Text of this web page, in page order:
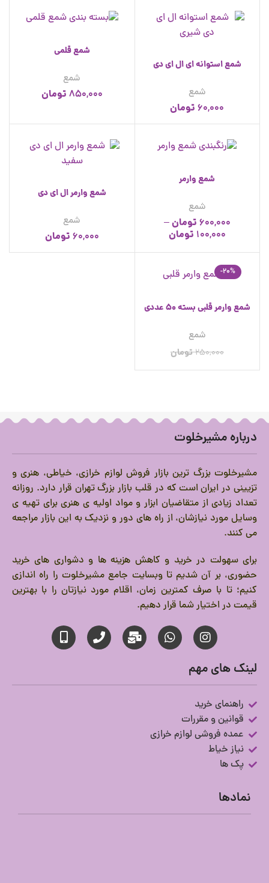
شمع استوانه ای ال ای دی
شمع
60,000 تومان
شمع قلمی
شمع
850,000 تومان
شمع وارمر
شمع
600,000 تومان–
100,000 تومان
شمع وارمر ال ای دی
شمع
60,000 تومان
-20%
شمع وارمر قلبی بسته 50 عددی
شمع
250,000تومان
199,000تومان
درباره مشیرخلوت
مشیرخلوت بزرگ ترین بازار فروش لوازم خرازی، خیاطی، هنری و
تزیینی در ایران است که در قلب بازار بزرگ تهران قرار دارد. روزانه
تعداد زیادی از متقاضیان ابزار و مواد اولیه ی هنری برای تهیه ی
وسایل مورد نیازشان، از راه های دور و نزدیک به این بازار مراجعه
می کنند.
برای سهولت در خرید و کاهش هزینه ها و دشواری های خرید
حضوری، بر آن شدیم تا وبسایت جامع مشیرخلوت را راه اندازی
کنیم؛ تا با صرف کمترین زمان، اقلام مورد نیازتان را با بهترین
قیمت در اختیار شما قرار دهیم.
لینک های مهم
راهنمای خرید
قوانین و مقررات
عمده فروشی لوازم خرازی
نیاز خیاط
پک ها
نمادها